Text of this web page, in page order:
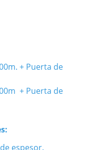
+ Puerta de
+ Puerta de
espesor.